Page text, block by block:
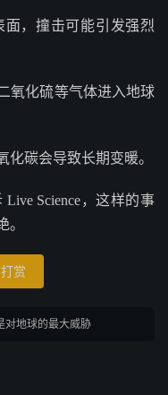
面，撞击可能引发强烈
氧化硫等气体进入地球
碳会导致长期变暖。
Science，这样的事
。
打赏
对地球的最大威胁